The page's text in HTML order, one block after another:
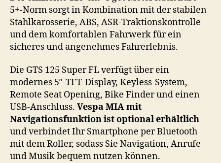
5+-Norm sorgt in Kombination mit der stabilen
Stahlkarosserie, ABS, ASR-Traktionskontrolle
und dem komfortablen Fahrwerk für ein
sicheres und angenehmes Fahrerlebnis.
Die GTS 125 Super FL verfügt über ein
modernes 5″-TFT-Display, Keyless-System,
Remote Seat Opening, Bike Finder und einen
USB-Anschluss. Vespa MIA mit
Navigationsfunktion ist optional erhältlich
und verbindet Ihr Smartphone per Bluetooth
mit dem Roller, sodass Sie Navigation, Anrufe
und Musik bequem nutzen können.